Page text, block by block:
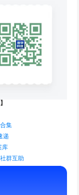
集
递
库
群互助